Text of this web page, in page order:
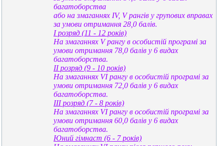
багатоборства
або на змаганнях IV, V рангів у групових вправах
за умови отримання 28,0 балів.
I розряд (11 - 12 років)
На змаганнях V рангу в особистій програмі за
умови отримання 78,0 балів у 6 видах
багатоборства.
II розряд (9 - 10 років)
На змаганнях VI рангу в особистій програмі за
умови отримання 72,0 балів у 6 видах
багатоборства.
III розряд (7 - 8 років)
На змаганнях VI рангу в особистій програмі за
умови отримання 60,0 балів у 6 видах
багатоборства.
Юний гімнаст (6 - 7 років)